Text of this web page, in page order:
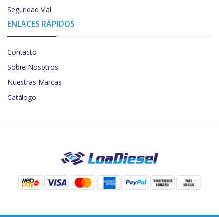
Seguridad Vial
ENLACES RÁPIDOS
Contacto
Sobre Nosotros
Nuestras Marcas
Catálogo